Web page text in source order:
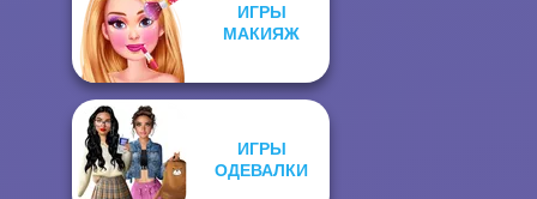
ИГРЫ
МАКИЯЖ
ИГРЫ
ОДЕВАЛКИ